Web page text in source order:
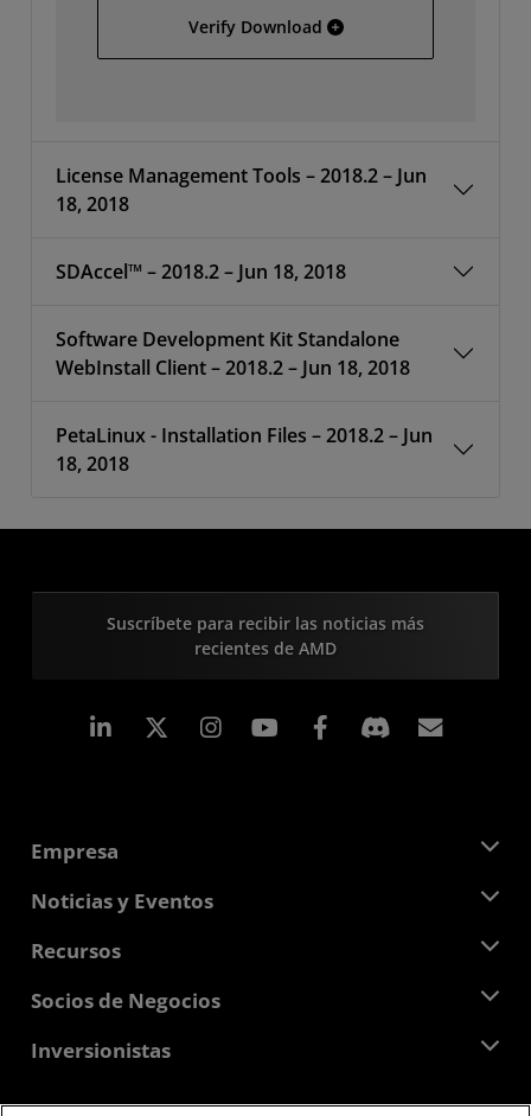
Verify Download SDx 2018.2 SFD
License Management Tools – 2018.2 – Jun
18, 2018
SDAccel™ – 2018.2 – Jun 18, 2018
Software Development Kit Standalone
WebInstall Client – 2018.2 – Jun 18, 2018
PetaLinux - Installation Files – 2018.2 – Jun
18, 2018
Suscríbete para recibir las noticias más
recientes de AMD
LinkedIn Instagram Facebook
Empresa
Acerca de AMD
Responsabilidad corporativa
Carreras profesionales
Contáctanos
Noticias y Eventos
Sala de prensa
Biblioteca multimedia
Recursos
Centro para desarrolladores
Casos de Estudio
Socios de Negocios
Centro para socios de AMD
Programa universitario AMD
Inversionistas